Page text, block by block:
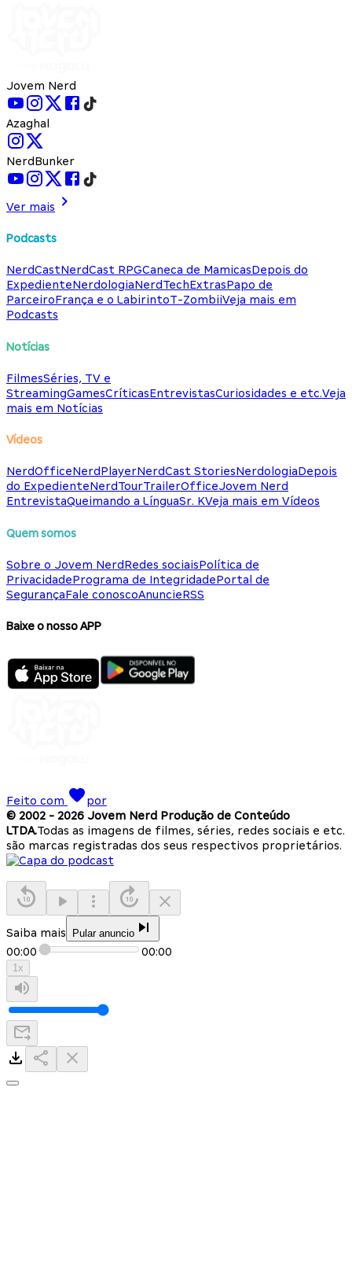
Jovem Nerd
Azaghal
NerdBunker
Ver mais
Podcasts
NerdCastNerdCast RPGCaneca de MamicasDepois do
ExpedienteNerdologiaNerdTechExtrasPapo de
ParceiroFrança e o LabirintoT-ZombiiVeja mais em
Podcasts
Notícias
FilmesSéries, TV e
StreamingGamesCríticasEntrevistasCuriosidades e etc.Veja
mais em Notícias
Vídeos
NerdOfficeNerdPlayerNerdCast StoriesNerdologiaDepois
do ExpedienteNerdTourTrailerOfficeJovem Nerd
EntrevistaQueimando a LínguaSr. KVeja mais em Vídeos
Quem somos
Sobre o Jovem NerdRedes sociaisPolítica de
PrivacidadePrograma de IntegridadePortal de
SegurançaFale conoscoAnuncieRSS
Baixe o nosso APP
Feito com
por
© 2002 - 2026 Jovem Nerd Produção de Conteúdo
LTDA.Todas as imagens de filmes, séries, redes sociais e etc.
são marcas registradas dos seus respectivos proprietários.
Saiba mais Pular anuncio
00:00 00:00
1x